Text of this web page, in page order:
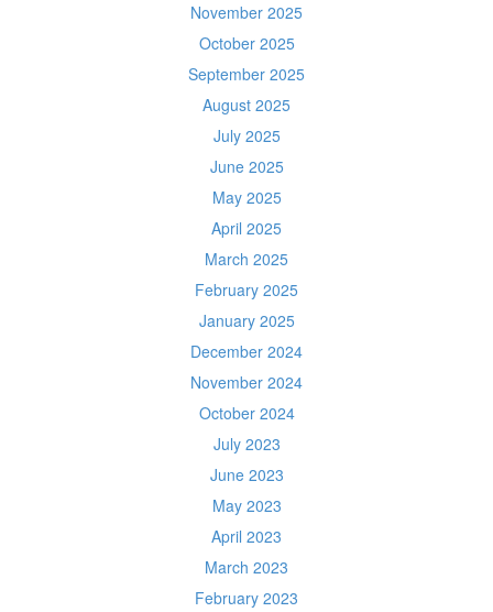
November 2025
October 2025
September 2025
August 2025
July 2025
June 2025
May 2025
April 2025
March 2025
February 2025
January 2025
December 2024
November 2024
October 2024
July 2023
June 2023
May 2023
April 2023
March 2023
February 2023